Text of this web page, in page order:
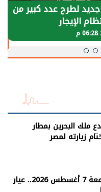
لطرح عدد كبير من
الإيجار
ملك البحرين بمطار
زيارته لمصر
سعر الذهب اليوم الجمعة 7 أغسطس 2026.. عيار